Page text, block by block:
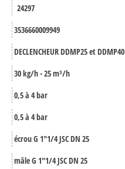
24297
3536660009949
DECLENCHEUR DDMP25 et DDMP40
30 kg/h - 25 m³/h
0,5 à 4 bar
0,5 à 4 bar
écrou G 1"1/4 JSC DN 25
mâle G 1"1/4 JSC DN 25